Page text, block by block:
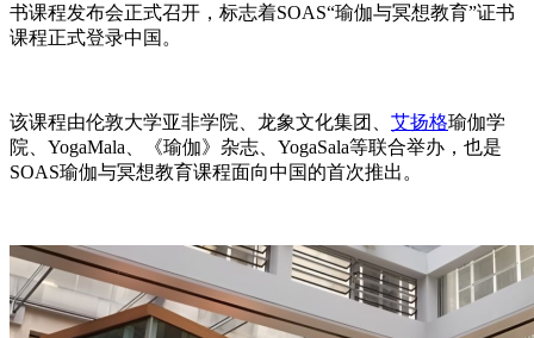
书课程发布会正式召开，标志着SOAS“瑜伽与冥想教育”证书
课程正式登录中国。
该课程由伦敦大学亚非学院、龙象文化集团、 艾扬格瑜伽学
院、YogaMala、《瑜伽》杂志、YogaSala等联合举办，也是
SOAS瑜伽与冥想教育课程面向中国的首次推出。